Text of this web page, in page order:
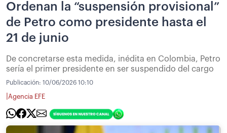
Ordenan la “suspensión provisional”
de Petro como presidente hasta el
21 de junio
De concretarse esta medida, inédita en Colombia, Petro
sería el primer presidente en ser suspendido del cargo
Publicación: 10/06/2026 10:10
Agencia EFE